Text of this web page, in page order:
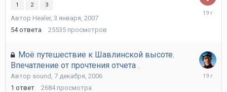
1 2 3
Автор Healer, 3 января, 2007
54 ответа 25535 просмотров
Моё путешествие к Шавлинской высоте.
Впечатление от прочтения отчета .
Автор sound , 7 декабря, 2006
1 ответ 2684 просмотра